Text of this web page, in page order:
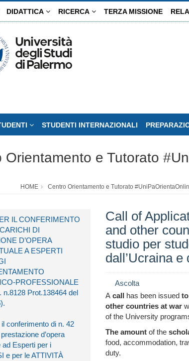
DIDATTICA RICERCA TERZA MISSIONE
STUDENTI INTERNAZIONALI
Orientamento e Tutorato
HOME Centro Orientamento e Tutorato
IL CONFERIMENTO
DI
D’OPERA
A ESPERTI
PROFESSIONALE
n.8128 Prot.138464 del
conferimento di n. 42
d’opera
ad Esperti per i
e per le ATTIVITÀ
Call of
and other
studio per
dall’Ucraina
Ascolta
A call has been issuedto
other countries at war
of the University
The amountof the
food, accommodation,
duty.